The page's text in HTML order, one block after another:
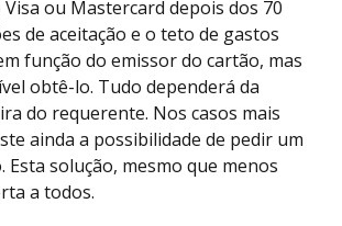
ou Mastercard depois dos 70
de aceitação e o teto de gastos
função do emissor do cartão, mas
obtê-lo. Tudo dependerá da
do requerente. Nos casos mais
ainda a possibilidade de pedir um
solução, mesmo que menos
a todos.